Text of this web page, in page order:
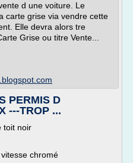
d une voiture. Le
carte grise via vendre cette
Elle devra alors tre
Grise ou titre Vente...
PERMIS D
---TROP ...
toit noir
chromé